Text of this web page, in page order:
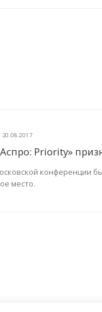
20.08.2017
Priority»
конференции
место.